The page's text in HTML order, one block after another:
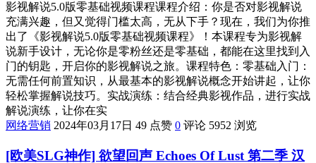
影视解说5.0版零基础视频课程课程介绍：你是否对影视解说
充满兴趣，但又觉得门槛太高，无从下手？现在，我们为你推
出了《影视解说5.0版零基础视频课程》！本课程专为影视解
说新手设计，无论你是零粉丝还是零基础，都能在这里找到入
门的钥匙，开启你的影视解说之旅。课程特色：零基础入门：
无需任何前置知识，从最基本的影视解说概念开始讲起，让你
轻松掌握解说技巧。实战演练：结合经典影视作品，进行实战
解说演练，让你在实
网络营销 2024年03月17日 49 点赞 0 评论 5952 浏览
[欧美SLG神作] 欲望回声 Echoes Of Lust 第二季 汉